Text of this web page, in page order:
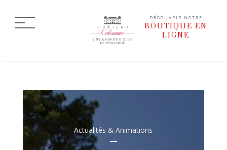
DÉCOUVRIR NOTRE
BOUTIQUE EN
LIGNE
Actualités & Animations